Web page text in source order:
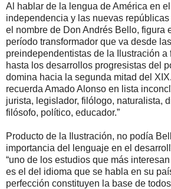
Al hablar de la lengua de América en
independencia y las nuevas
el nombre de Don Andrés Bello, figura
período transformador que va desde
preindependentistas de la Ilustración a
hasta los desarrollos progresistas del
domina hacia la segunda mitad del
recuerda Amado Alonso en lista
jurista, legislador, filólogo, naturalista,
filósofo, político, educador.”
Producto de la Ilustración, no podía
importancia del lenguaje en el
“uno de los estudios que más
es el del idioma que se habla en su
perfección constituyen la base de